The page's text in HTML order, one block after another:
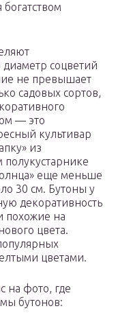
соцветий
не превышает
садовых сортов,
— это
культивар
из
полукустарнике
еще меньше
30 см. Бутоны у
декоративность
похожие на
цвета.
цветами.
на фото, где
бутонов: